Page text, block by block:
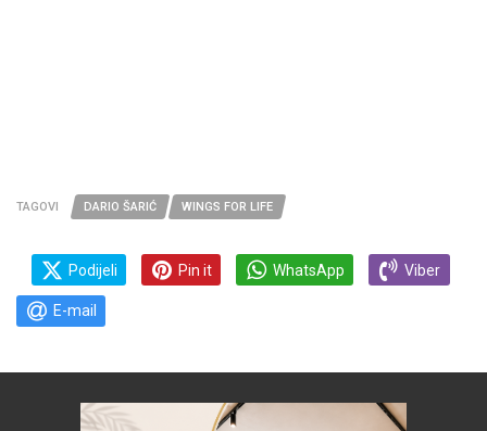
TAGOVI DARIO ŠARIĆ WINGS FOR LIFE
Podijeli Pin it WhatsApp Viber
E-mail